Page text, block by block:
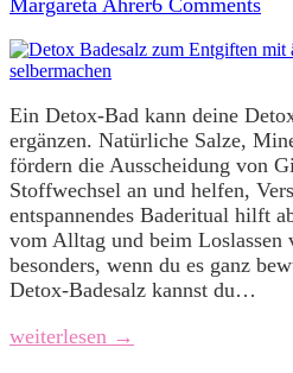
Ein Detox-Bad kann deine
ergänzen. Natürliche Salze,
fördern die Ausscheidung von
Stoffwechsel an und helfen,
entspannendes Baderitual hilft
vom Alltag und beim Loslassen
besonders, wenn du es ganz
Detox-Badesalz kannst du…
weiterlesen →